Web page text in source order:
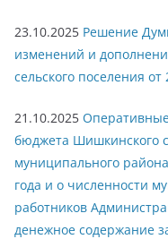
23.10.2025 Решение
изменений и
сельского поселения
21.10.2025
бюджета Шишкинского
муниципального
года и о численности
работников
денежное содержание